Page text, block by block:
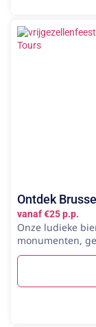
Ontdek
vanaf €25 p.p.
Onze ludieke
monumenten,